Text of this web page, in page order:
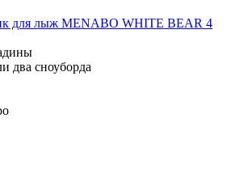
для лыж MENABO WHITE BEAR 4
два сноуборда